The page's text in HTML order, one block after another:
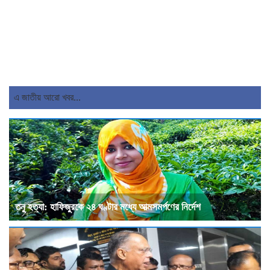
এ জাতীয় আরো খবর...
তনু হত্যা: হাফিজুরকে ২৪ ঘণ্টার মধ্যে আত্মসমর্পণের নির্দেশ